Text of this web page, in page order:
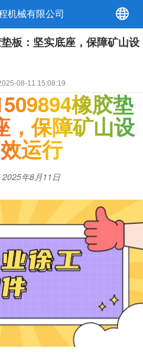
机械有限公司
板：坚实底座，保障矿山设
08-11 15:08:19
橡胶垫
，保障矿山设
运行
年8月11日